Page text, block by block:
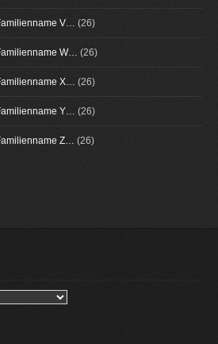
V… (26)
W… (26)
X… (26)
Y… (26)
Z… (26)